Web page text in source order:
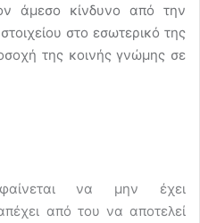
άμεσο κίνδυνο από την
στο εσωτερικό της
της κοινής γνώμης σε
να μην έχει
από του να αποτελεί